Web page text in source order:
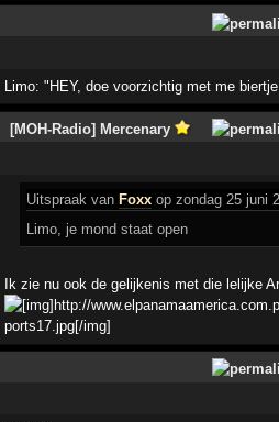
Limo: "HEY, doe voorzichtig met me biertje
[MOH-Radio] Mercenary
Uitspraak van Foxx op zondag 25 juni
Limo, je mond staat open
Ik zie nu ook de gelijkenis met die lelijke